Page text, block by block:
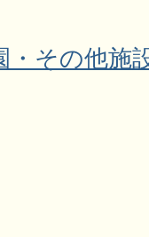
・その他施